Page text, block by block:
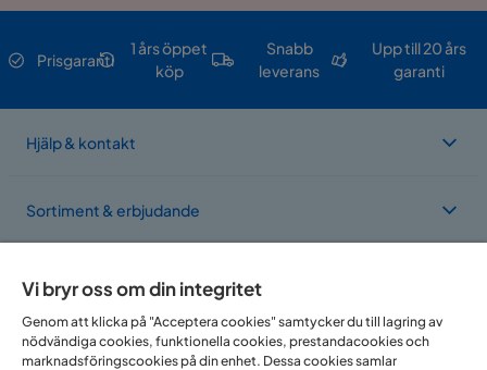
Prisgaranti
1 års öppet
köp
Snabb
leverans
Upp till 20 års
garanti
Hjälp & kontakt
Sortiment & erbjudande
Vi finns i flera länder
Vi bryr oss om din integritet
Genom att klicka på "Acceptera cookies" samtycker du till lagring av
nödvändiga cookies, funktionella cookies, prestandacookies och
marknadsföringscookies på din enhet. Dessa cookies samlar